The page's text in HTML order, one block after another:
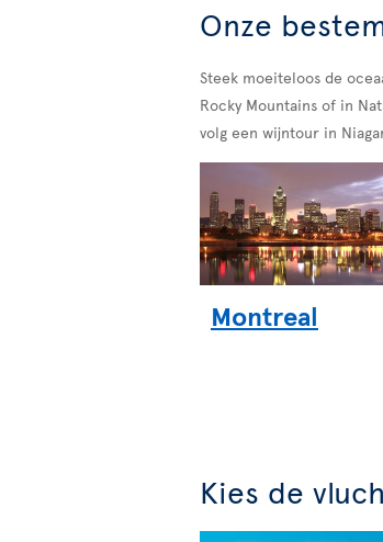
Onze
Steek moeiteloos de
Rocky Mountains of in
volg een wijntour in
Montreal
Kies de